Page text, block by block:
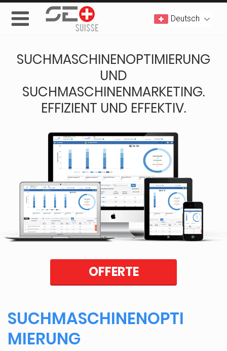
Deutsch
SUCHMASCHINENOPTIMIERUNG
UND
SUCHMASCHINENMARKETING.
EFFIZIENT UND EFFEKTIV.
OFFERTE
SUCHMASCHINENOPTI
MIERUNG